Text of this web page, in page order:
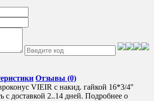
Отзывы (0)
VIEIR с накид. гайкой 16*3/4''
с доставкой 2..14 дней. Подробнее о